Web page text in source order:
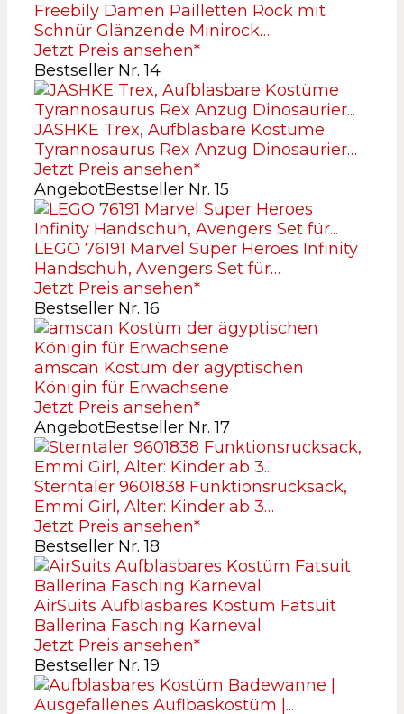
Freebily Damen Pailletten Rock mit
Schnür Glänzende Minirock…
Jetzt Preis ansehen*
Bestseller Nr. 14
JASHKE Trex, Aufblasbare Kostüme
Tyrannosaurus Rex Anzug Dinosaurier…
Jetzt Preis ansehen*
AngebotBestseller Nr. 15
LEGO 76191 Marvel Super Heroes Infinity
Handschuh, Avengers Set für…
Jetzt Preis ansehen*
Bestseller Nr. 16
amscan Kostüm der ägyptischen
Königin für Erwachsene
Jetzt Preis ansehen*
AngebotBestseller Nr. 17
Sterntaler 9601838 Funktionsrucksack,
Emmi Girl, Alter: Kinder ab 3…
Jetzt Preis ansehen*
Bestseller Nr. 18
AirSuits Aufblasbares Kostüm Fatsuit
Ballerina Fasching Karneval
Jetzt Preis ansehen*
Bestseller Nr. 19